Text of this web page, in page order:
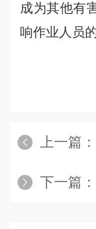
成为其他有
响作业人员
上一篇：
下一篇：